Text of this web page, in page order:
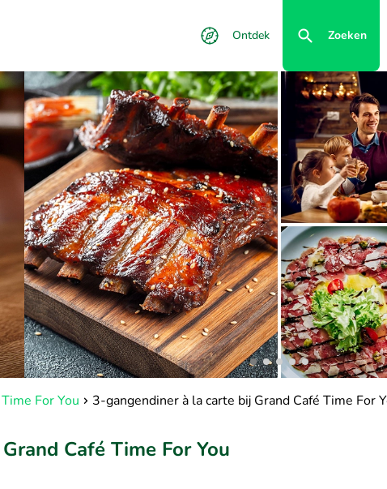
Ontdek Zoeken
For You 3-gangendiner à la carte bij Grand Café Time For
Café Time For You